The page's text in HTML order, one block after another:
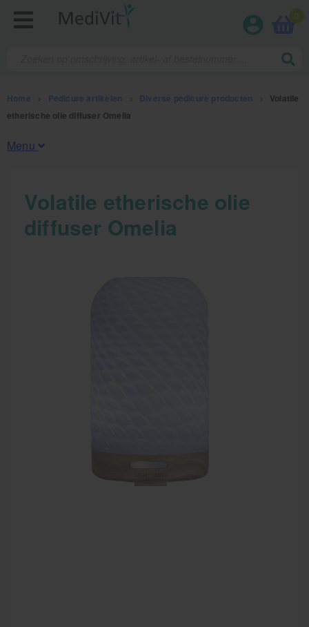
0
Home Pedicure artikelen Diverse pedicure producten
Volatile
etherische olie diffuser Omelia
Menu
Fysiotherapieproducten
Verbruiksmaterialen
Behandelstoel elektrisch
Volatile etherische olie
diffuser Omelia